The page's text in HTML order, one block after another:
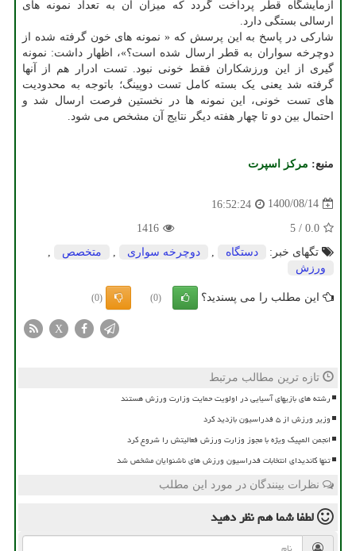
آزمایشگاه قطر پرداخت گردد که میزان آن به تعداد نمونه های
ارسالی بستگی دارد.
شارکی در پاسخ به این پرسش که « نمونه های خون گرفته شده از
دوچرخه سواران به قطر ارسال شده است؟»، اظهار داشت: نمونه
گیری از این ورزشکاران فقط خونی نبود. تست ادرار هم از آنها
گرفته شد یعنی یک بسته کامل تست دوپینگ؛ باتوجه به محدودیت
های تست خونی، این نمونه ها در نخستین فرصت ارسال شد و
احتمال بین دو تا چهار هفته دیگر نتایج آن مشخص می شود.
منبع: مركز اسپرت
1400/08/14
16:52:24
0.0
/
5
1416
تگهای خبر:
دستگاه دوچرخه سواری متخصص
ورزش
این مطلب را می پسندید؟ (0)
(0)
X
تازه ترین مطالب مرتبط
رشته های بازیهای آسیایی در اولویت حمایت وزارت ورزش هستند
وزیر ورزش از ۵ فدراسیون بازدید کرد
انجمن المپیک ویژه با مجوز وزارت ورزش فعالیتش را شروع کرد
تنها کاندیدای انتخابات فدراسیون ورزش های ناشنوایان مشخص شد
نظرات بینندگان در مورد این مطلب
لطفا شما همنظر دهید